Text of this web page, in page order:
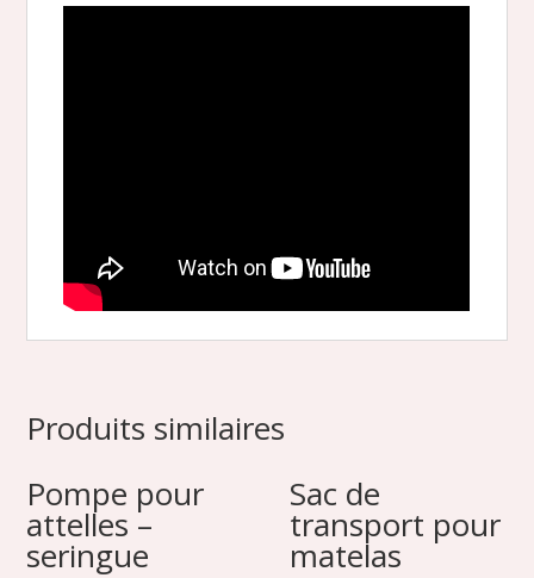
Produits similaires
Pompe pour
attelles –
seringue
Sac de
transport pour
matelas